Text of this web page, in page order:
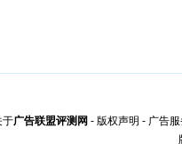
于广告联盟评测网 - 版权声明 - 广告